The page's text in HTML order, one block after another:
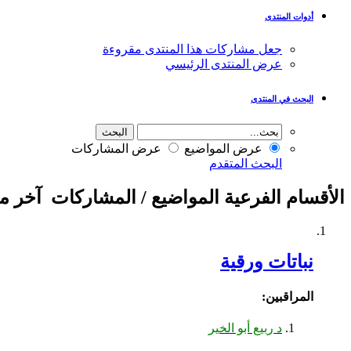
أدوات المنتدى
جعل مشاركات هذا المنتدى مقروءة
عرض المنتدى الرئيسي
البحث في المنتدى
عرض المواضيع
عرض المشاركات
البحث المتقدم
الأقسام الفرعية المواضيع / المشاركات آخر
نباتات ورقية
المراقبين:
د ربيع أبو الخير